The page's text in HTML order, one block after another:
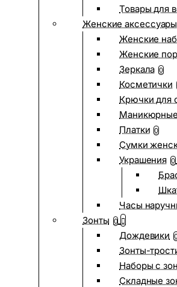
Товары для
Женские аксессуары
Женские
Женские
Зеркала 0
Косметички
Крючки для
Платки 0
Сумки
Украшения 0
Часы
Зонты 0
Дождевики
Зонты-
Наборы с
Складные